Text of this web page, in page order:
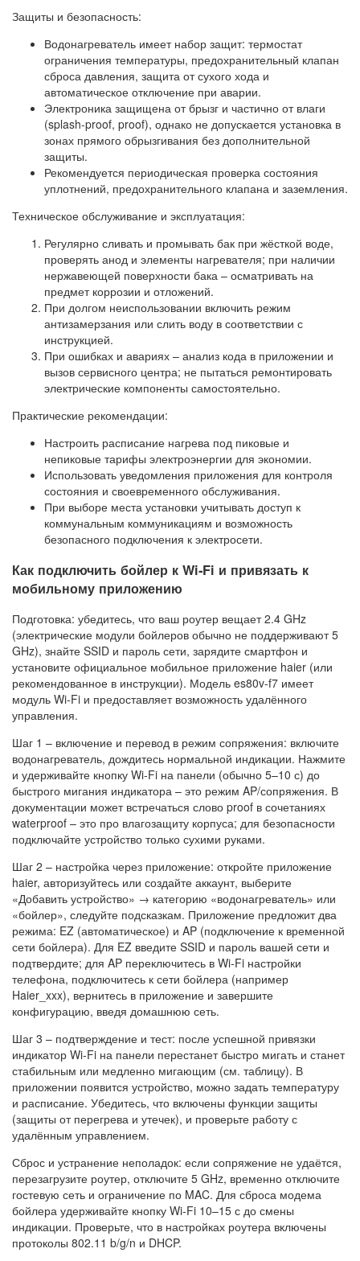
Защиты и безопасность:
Водонагреватель имеет набор защит: термостат
ограничения температуры, предохранительный клапан
сброса давления, защита от сухого хода и
автоматическое отключение при аварии.
Электроника защищена от брызг и частично от влаги
(splash-proof, proof), однако не допускается установка в
зонах прямого обрызгивания без дополнительной
защиты.
Рекомендуется периодическая проверка состояния
уплотнений, предохранительного клапана и заземления.
Техническое обслуживание и эксплуатация:
Регулярно сливать и промывать бак при жёсткой воде,
проверять анод и элементы нагревателя; при наличии
нержавеющей поверхности бака – осматривать на
предмет коррозии и отложений.
При долгом неиспользовании включить режим
антизамерзания или слить воду в соответствии с
инструкцией.
При ошибках и авариях – анализ кода в приложении и
вызов сервисного центра; не пытаться ремонтировать
электрические компоненты самостоятельно.
Практические рекомендации:
Настроить расписание нагрева под пиковые и
непиковые тарифы электроэнергии для экономии.
Использовать уведомления приложения для контроля
состояния и своевременного обслуживания.
При выборе места установки учитывать доступ к
коммунальным коммуникациям и возможность
безопасного подключения к электросети.
Как подключить бойлер к Wi‑Fi и привязать к
мобильному приложению
Подготовка: убедитесь, что ваш роутер вещает 2.4 GHz
(электрические модули бойлеров обычно не поддерживают 5
GHz), знайте SSID и пароль сети, зарядите смартфон и
установите официальное мобильное приложение haier (или
рекомендованное в инструкции). Модель es80v-f7 имеет
модуль Wi‑Fi и предоставляет возможность удалённого
управления.
Шаг 1 – включение и перевод в режим сопряжения: включите
водонагреватель, дождитесь нормальной индикации. Нажмите
и удерживайте кнопку Wi‑Fi на панели (обычно 5–10 с) до
быстрого мигания индикатора – это режим AP/сопряжения. В
документации может встречаться слово proof в сочетаниях
waterproof – это про влагозащиту корпуса; для безопасности
подключайте устройство только сухими руками.
Шаг 2 – настройка через приложение: откройте приложение
haier, авторизуйтесь или создайте аккаунт, выберите
«Добавить устройство» → категорию «водонагреватель» или
«бойлер», следуйте подсказкам. Приложение предложит два
режима: EZ (автоматическое) и AP (подключение к временной
сети бойлера). Для EZ введите SSID и пароль вашей сети и
подтвердите; для AP переключитесь в Wi‑Fi настройки
телефона, подключитесь к сети бойлера (например
Haier_xxx), вернитесь в приложение и завершите
конфигурацию, введя домашнюю сеть.
Шаг 3 – подтверждение и тест: после успешной привязки
индикатор Wi‑Fi на панели перестанет быстро мигать и станет
стабильным или медленно мигающим (см. таблицу). В
приложении появится устройство, можно задать температуру
и расписание. Убедитесь, что включены функции защиты
(защиты от перегрева и утечек), и проверьте работу с
удалённым управлением.
Сброс и устранение неполадок: если сопряжение не удаётся,
перезагрузите роутер, отключите 5 GHz, временно отключите
гостевую сеть и ограничение по MAC. Для сброса модема
бойлера удерживайте кнопку Wi‑Fi 10–15 с до смены
индикации. Проверьте, что в настройках роутера включены
протоколы 802.11 b/g/n и DHCP.